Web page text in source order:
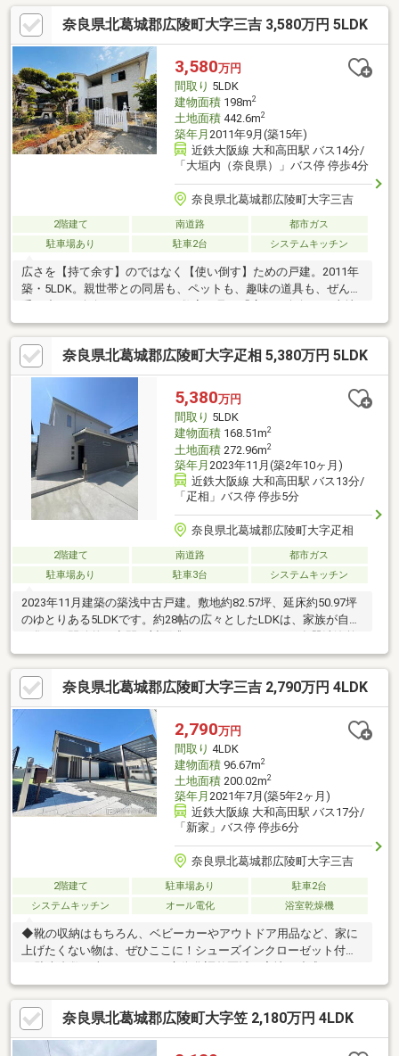
２面採光のため明るい日差しがさしこみますね♪◆床下収納があ
りますので生活感が出てしまうような日用品のストックの収納に
活躍します！※駐車台数は車種による【物件の特徴】２沿線以上
利用可、陽当り良好、和室、２階建、通風良好、駐車２台可、Ｌ
ＤＫ１８畳以上、山が見える、南向き、システムキッチン、整形
地、対面式キッチン、トイレ２ヶ所、床下収納、浴室に窓
奈良県北葛城郡広陵町大字三吉 3,580万円 5LDK
3,580万円
間取り 5LDK
建物面積198m2
土地面積442.6m2
築年月 2011年9月(築15年)
近鉄大阪線 大和高田駅 バス14分/
「大垣内（奈良県）」バス停 停歩4分
奈良県北葛城郡広陵町大字三吉
2階建て 南道路
都市ガス
駐車場あり
駐車2台 システムキッチン
広さを【持て余す】のではなく【使い倒す】ための戸建。2011年
築・5LDK。親世帯との同居も、ペットも、趣味の道具も、ぜんぶ
受け止める余白があります。= 数字で見る「広さの余白」=■土地
442.6㎡（約133坪）／建物 198㎡（約60坪）■5LDK・トイレ2ヶ
所・全居室収納■駐車2台可（道路側の広い庭を活用すればさらに
増設も可能）■母屋とは別に「納屋」＋「広い庭」付き※在宅ワー
ク・教室・アトリエ等、住まいを兼ねた用途のご相談も可能で
す。現地待ち合わせ、ご希望の日時で内覧可能です。ご希望の場
合はお問い合わせいただければすぐに調整いたします。
奈良県北葛城郡広陵町大字疋相 5,380万円 5LDK
5,380万円
間取り 5LDK
建物面積168.51m2
土地面積272.96m2
築年月 2023年11月(築2年10ヶ月)
近鉄大阪線 大和高田駅 バス13分/
「疋相」バス停 停歩5分
奈良県北葛城郡広陵町大字疋相
2階建て 南道路
都市ガス
駐車場あり
駐車3台 システムキッチン
2023年11月建築の築浅中古戸建。敷地約82.57坪、延床約50.97坪
のゆとりある5LDKです。約28帖の広々としたLDKは、家族が自然
燥機を備え、パントリーも設置されているため、日々の家事をス
ムーズにサポートします。1階には約6帖の洋室があり、主寝室や
客間、在宅ワーク用など多目的に利用可能です。2階にはWICを含
む4室を配置し、ご家族それぞれのプライベート空間もしっかり確
保。全居室フローリング、浴室乾燥機、温水洗浄便座、追焚機能
など設備も充実しています。カーポート付きで駐車は5台可能。空
家につき、室内をゆっくりご見学いただけます。
奈良県北葛城郡広陵町大字三吉 2,790万円 4LDK
2,790万円
間取り 4LDK
建物面積96.67m2
土地面積200.02m2
築年月 2021年7月(築5年2ヶ月)
近鉄大阪線 大和高田駅 バス17分/
「新家」バス停 停歩6分
奈良県北葛城郡広陵町大字三吉
2階建て 駐車場あり
駐車2台
システムキッチン
オール電化 浴室乾燥機
◆靴の収納はもちろん、ベビーカーやアウトドア用品など、家に
上げたくない物は、ぜひここに！シューズインクローゼット付き
建物の建築はできません。ただし都市計画法第34条第11号に基づ
いた許可を得る事で居住用建物の再建築は可能です。【物件の特
徴】駐車２台可、システムキッチン、浴室乾燥機、陽当り良好、
全居室収納、ＬＤＫ１５畳以上、２沿線以上利用可、土地50坪以
上、閑静な住宅地、前道６ｍ以上、角地、シャワー付洗面化粧
奈良県北葛城郡広陵町大字笠 2,180万円 4LDK